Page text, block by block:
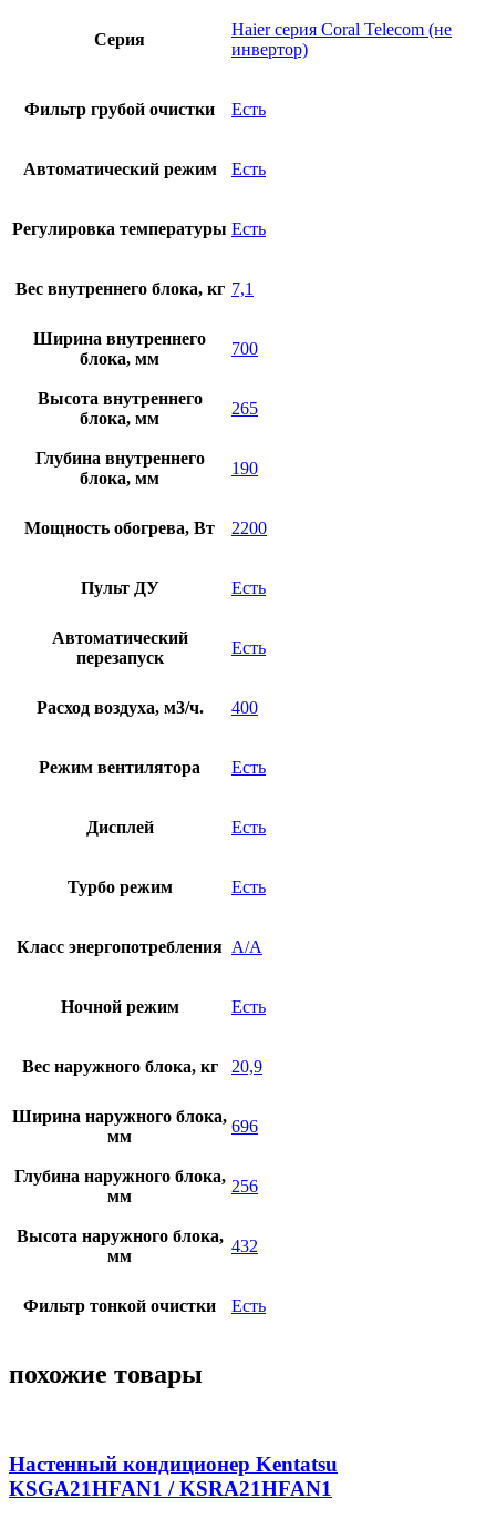
Серия
Haier серия Coral Telecom (не
инвертор)
Фильтр грубой очистки Есть
Автоматический режим Есть
Регулировка температуры Есть
Вес внутреннего блока, кг 7,1
Ширина внутреннего
блока, мм
700
Высота внутреннего
блока, мм
265
Глубина внутреннего
блока, мм
190
Мощность обогрева, Вт 2200
Пульт ДУ Есть
Автоматический
перезапуск
Есть
Расход воздуха, м3/ч. 400
Режим вентилятора Есть
Дисплей Есть
Турбо режим Есть
Класс энергопотребления A/A
Ночной режим Есть
Вес наружного блока, кг 20,9
Ширина наружного блока,
мм
696
Глубина наружного блока,
мм
256
Высота наружного блока,
мм
432
Фильтр тонкой очистки Есть
похожие товары
Настенный кондиционер Kentatsu
KSGA21HFAN1 / KSRA21HFAN1